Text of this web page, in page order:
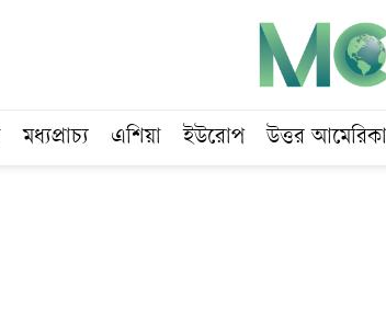
মধ্যপ্রাচ্য এশিয়া ইউরোপ উত্তর আমেরিকা